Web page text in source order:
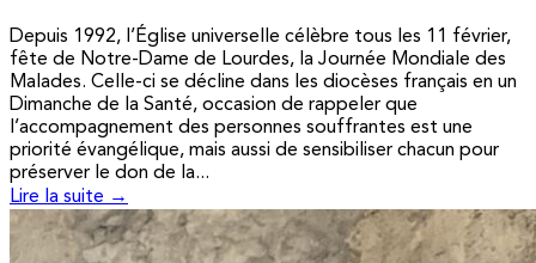
Depuis 1992, l’Église universelle célèbre tous les 11 février,
fête de Notre-Dame de Lourdes, la Journée Mondiale des
Malades. Celle-ci se décline dans les diocèses français en un
Dimanche de la Santé, occasion de rappeler que
l’accompagnement des personnes souffrantes est une
priorité évangélique, mais aussi de sensibiliser chacun pour
préserver le don de la...
Lire la suite →